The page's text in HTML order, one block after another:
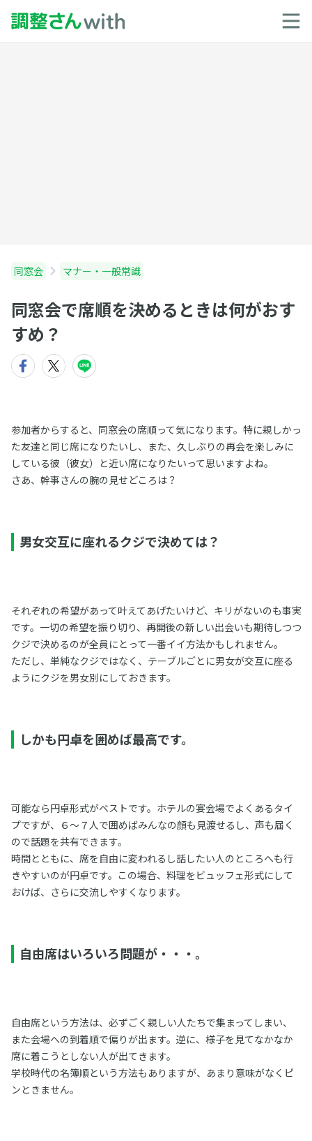
同窓会 マナー・一般常識
同窓会で席順を決めるときは何がおす
すめ？
参加者からすると、同窓会の席順って気になります。特に親しかっ
た友達と同じ席になりたいし、また、久しぶりの再会を楽しみに
している彼（彼女）と近い席になりたいって思いますよね。
さあ、幹事さんの腕の見せどころは？
男女交互に座れるクジで決めては？
それぞれの希望があって叶えてあげたいけど、キリがないのも事実
です。一切の希望を振り切り、再開後の新しい出会いも期待しつつ
クジで決めるのが全員にとって一番イイ方法かもしれません。
ただし、単純なクジではなく、テーブルごとに男女が交互に座る
ようにクジを男女別にしておきます。
しかも円卓を囲めば最高です。
可能なら円卓形式がベストです。ホテルの宴会場でよくあるタイ
プですが、６〜７人で囲めばみんなの顔も見渡せるし、声も届く
ので話題を共有できます。
時間とともに、席を自由に変われるし話したい人のところへも行
きやすいのが円卓です。この場合、料理をビュッフェ形式にして
おけば、さらに交流しやすくなります。
自由席はいろいろ問題が・・・。
自由席という方法は、必ずごく親しい人たちで集まってしまい、
また会場への到着順で偏りが出ます。逆に、様子を見てなかなか
席に着こうとしない人が出てきます。
学校時代の名簿順という方法もありますが、あまり意味がなくピ
ンときません。